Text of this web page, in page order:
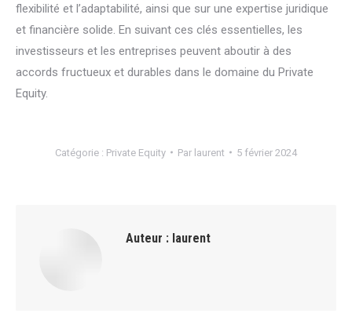
flexibilité et l’adaptabilité, ainsi que sur une expertise juridique
et financière solide. En suivant ces clés essentielles, les
investisseurs et les entreprises peuvent aboutir à des
accords fructueux et durables dans le domaine du Private
Equity.
Catégorie : Private Equity Par laurent 5 février 2024
Auteur : laurent